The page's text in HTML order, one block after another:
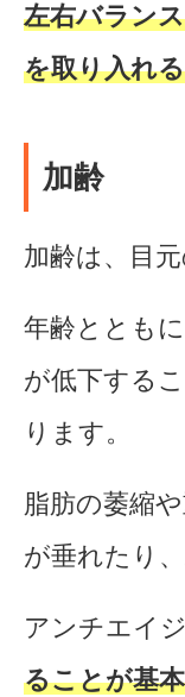
左右バラン
を取り入れ
加齢
加齢は、目
年齢ととも
が低下する
ります。
脂肪の萎縮
が垂れたり
アンチエイ
ることが基